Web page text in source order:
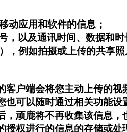
动应用和软件的信息；
，以及通讯时间、数据和时
例如拍摄或上传的共享照
户端会将您主动上传的
可以随时通过相关功能
顽鹿将不再收集该信息
权进行的信息的存储或处